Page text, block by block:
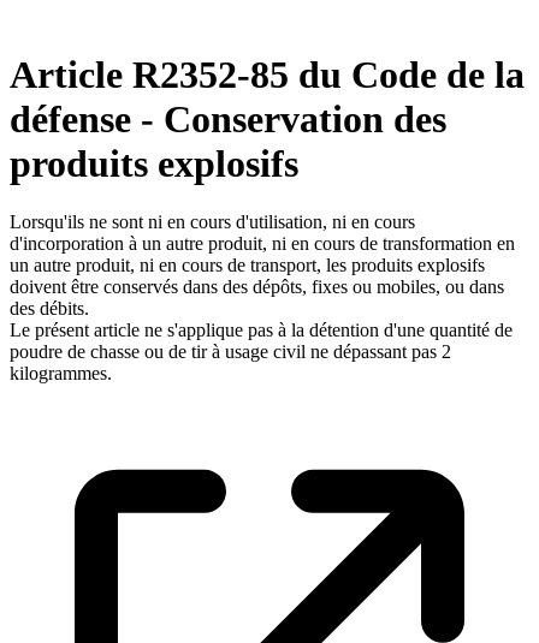
Article R2352-85 du Code de la
défense - Conservation des
produits explosifs
Lorsqu'ils ne sont ni en cours d'utilisation, ni en cours
d'incorporation à un autre produit, ni en cours de transformation en
un autre produit, ni en cours de transport, les produits explosifs
doivent être conservés dans des dépôts, fixes ou mobiles, ou dans
des débits.
Le présent article ne s'applique pas à la détention d'une quantité de
poudre de chasse ou de tir à usage civil ne dépassant pas 2
kilogrammes.